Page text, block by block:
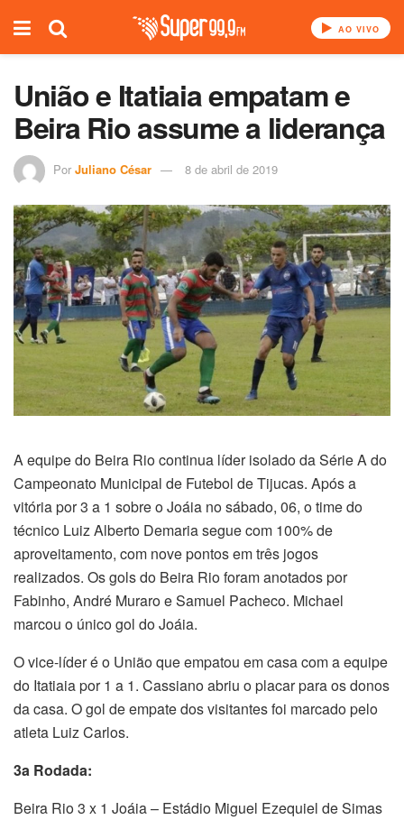
AO VIVO
União e Itatiaia empatam e
Beira Rio assume a liderança
Por Juliano César 8 de abril de 2019
A equipe do Beira Rio continua líder isolado da Série A do
Campeonato Municipal de Futebol de Tijucas. Após a
vitória por 3 a 1 sobre o Joáia no sábado, 06, o time do
técnico Luiz Alberto Demaria segue com 100% de
aproveitamento, com nove pontos em três jogos
realizados. Os gols do Beira Rio foram anotados por
Fabinho, André Muraro e Samuel Pacheco. Michael
marcou o único gol do Joáia.
O vice-líder é o União que empatou em casa com a equipe
do Itatiaia por 1 a 1. Cassiano abriu o placar para os donos
da casa. O gol de empate dos visitantes foi marcado pelo
atleta Luiz Carlos.
3a Rodada:
Beira Rio 3 x 1 Joáia – Estádio Miguel Ezequiel de Simas